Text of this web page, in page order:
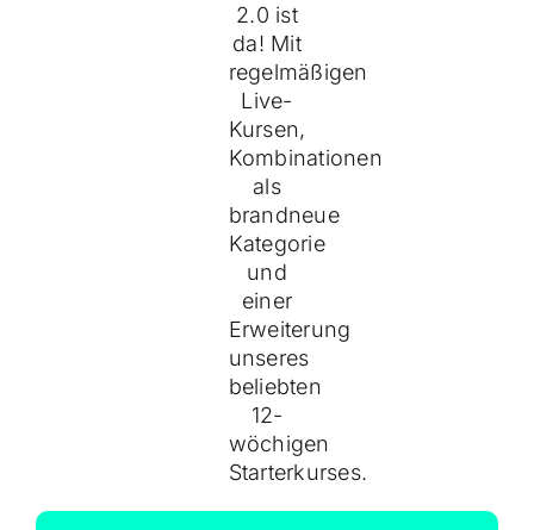
2.0 ist
da! Mit
regelmäßigen
Live-
Kursen,
Kombinationen
als
brandneue
Kategorie
und
einer
Erweiterung
unseres
beliebten
12-
wöchigen
Starterkurses.